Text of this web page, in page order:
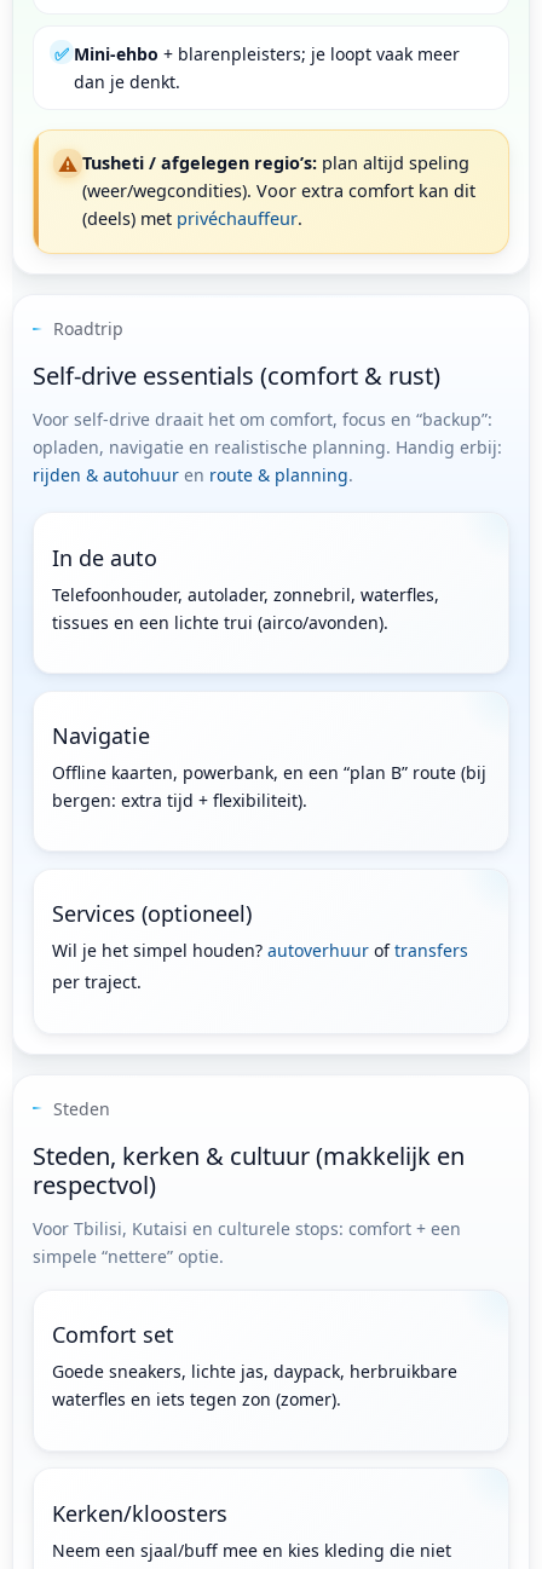
✅ Mini-ehbo + blarenpleisters; je loopt vaak meer
dan je denkt.
⚠️ Tusheti / afgelegen regio’s: plan altijd speling
(weer/wegcondities). Voor extra comfort kan dit
(deels) met privéchauffeur.
Roadtrip
Self-drive essentials (comfort & rust)
Voor self-drive draait het om comfort, focus en “backup”:
opladen, navigatie en realistische planning. Handig erbij:
rijden & autohuur en route & planning.
In de auto
Telefoonhouder, autolader, zonnebril, waterfles,
tissues en een lichte trui (airco/avonden).
Navigatie
Offline kaarten, powerbank, en een “plan B” route (bij
bergen: extra tijd + flexibiliteit).
Services (optioneel)
Wil je het simpel houden?autoverhuur oftransfers
per traject.
Steden
Steden, kerken & cultuur (makkelijk en
respectvol)
Voor Tbilisi, Kutaisi en culturele stops: comfort + een
simpele “nettere” optie.
Comfort set
Goede sneakers, lichte jas, daypack, herbruikbare
waterfles en iets tegen zon (zomer).
Kerken/kloosters
Neem een sjaal/buff mee en kies kleding die niet